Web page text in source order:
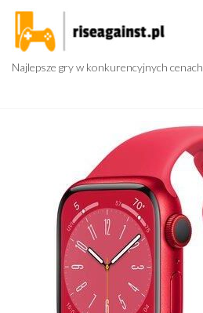
Przejdź
treści
Najlepsze gry w konkurencyjnych cenach